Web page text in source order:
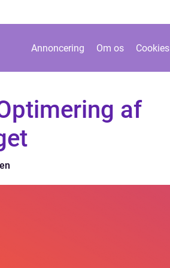
Annoncering Om os Cookies
af